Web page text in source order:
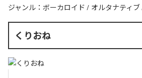
ジャンル： ボーカロイド / オルタナティブ
くりおね